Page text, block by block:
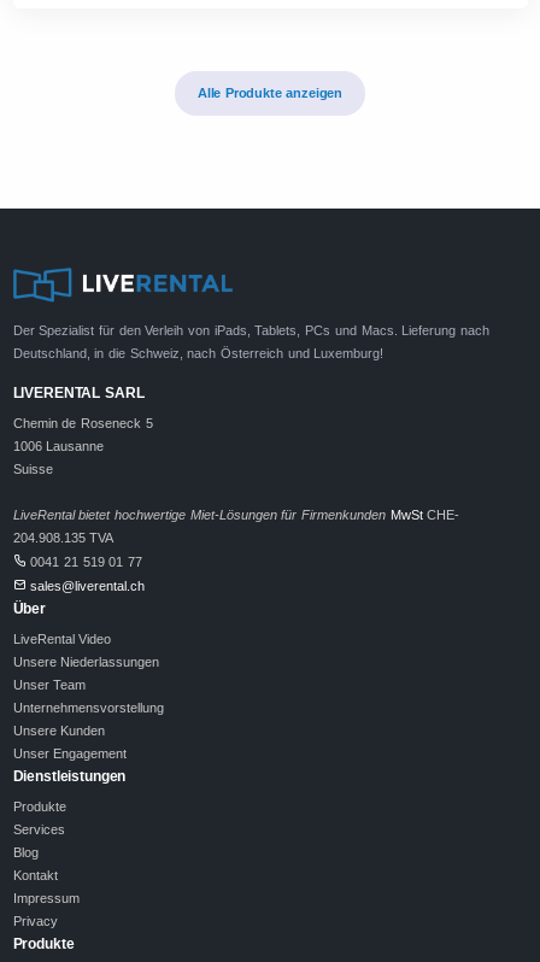
Alle Produkte anzeigen
Der Spezialist für den Verleih von iPads, Tablets, PCs und Macs. Lieferung nach
Deutschland, in die Schweiz, nach Österreich und Luxemburg!
LIVERENTAL SARL
Chemin de Roseneck 5
1006 Lausanne
Suisse
LiveRental bietet hochwertige Miet-Lösungen für Firmenkunden MwStCHE-
204.908.135 TVA
0041 21 519 01 77
sales@liverental.ch
Über
LiveRental Video
Unsere Niederlassungen
Unser Team
Unternehmensvorstellung
Unsere Kunden
Unser Engagement
Dienstleistungen
Produkte
Services
Blog
Kontakt
Impressum
Privacy
Produkte